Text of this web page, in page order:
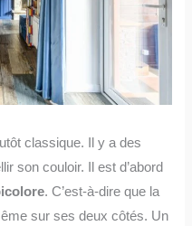
classique. Il y a des
son couloir. Il est d’abord
. C’est-à-dire que la
sur ses deux côtés. Un